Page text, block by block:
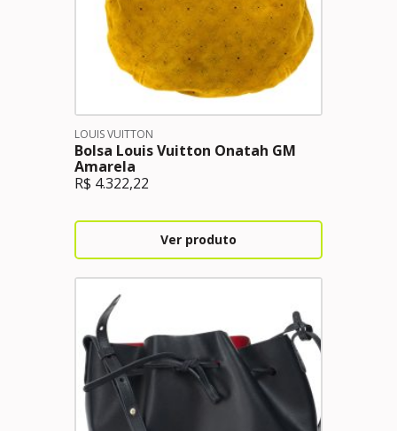
LOUIS VUITTON
Bolsa Louis Vuitton Onatah GM
Amarela
R$ 4.322,22
Ver produto